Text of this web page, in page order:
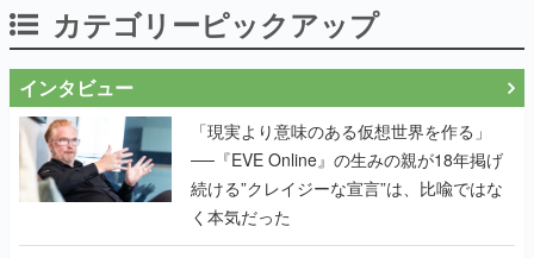
カテゴリーピックアップ
インタビュー
「現実より意味のある仮想世界を作る」
──『EVE Online』の生みの親が18年掲げ
続ける”クレイジーな宣言”は、比喩ではな
く本気だった